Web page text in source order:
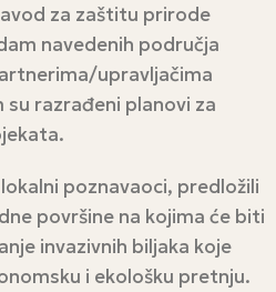
za zaštitu prirode
navedenih područja
upravljačima
razrađeni planovi za
poznavaoci, predložili
površine na kojima će biti
invazivnih biljaka koje
i ekološku pretnju.